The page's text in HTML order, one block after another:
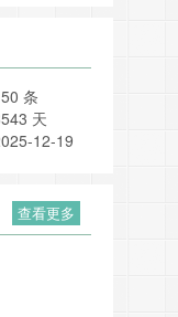
条
天
12-19
查看更多